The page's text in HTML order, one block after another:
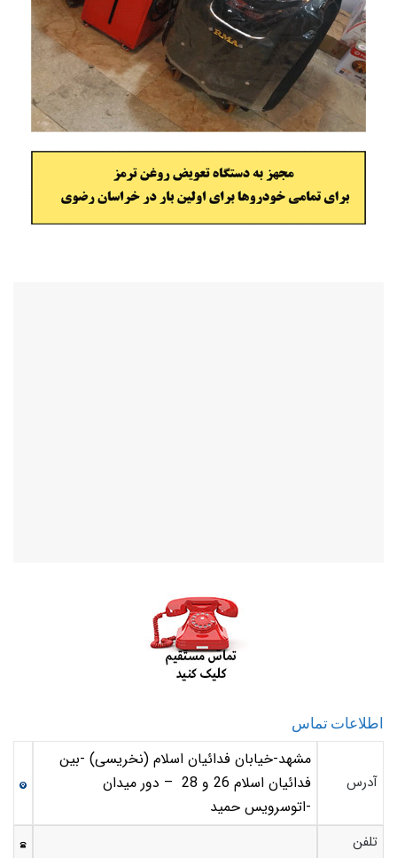
اطلاعات تماس
آدرس
مشهد-خیابان فدائیان اسلام (نخریسی) -بین
فدائیان اسلام 26 و 28 – دور میدان
-اتوسرویس حمید
تلفن